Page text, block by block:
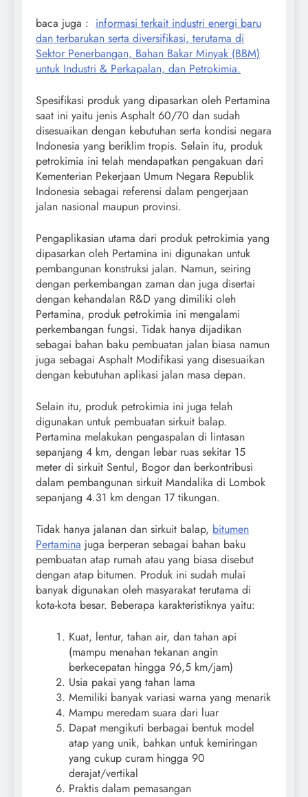
baca juga : informasi terkait industri energi baru
dan terbarukan serta diversifikasi, terutama di
Sektor Penerbangan, Bahan Bakar Minyak (BBM)
untuk Industri & Perkapalan, dan Petrokimia.
Spesifikasi produk yang dipasarkan oleh Pertamina
saat ini yaitu jenis Asphalt 60/70 dan sudah
disesuaikan dengan kebutuhan serta kondisi negara
Indonesia yang beriklim tropis. Selain itu, produk
petrokimia ini telah mendapatkan pengakuan dari
Kementerian Pekerjaan Umum Negara Republik
Indonesia sebagai referensi dalam pengerjaan
jalan nasional maupun provinsi.
Pengaplikasian utama dari produk petrokimia yang
dipasarkan oleh Pertamina ini digunakan untuk
pembangunan konstruksi jalan. Namun, seiring
dengan perkembangan zaman dan juga disertai
dengan kehandalan R&D yang dimiliki oleh
Pertamina, produk petrokimia ini mengalami
perkembangan fungsi. Tidak hanya dijadikan
sebagai bahan baku pembuatan jalan biasa namun
juga sebagai Asphalt Modifikasi yang disesuaikan
dengan kebutuhan aplikasi jalan masa depan.
Selain itu, produk petrokimia ini juga telah
digunakan untuk pembuatan sirkuit balap.
Pertamina melakukan pengaspalan di lintasan
sepanjang 4 km, dengan lebar ruas sekitar 15
meter di sirkuit Sentul, Bogor dan berkontribusi
dalam pembangunan sirkuit Mandalika di Lombok
sepanjang 4.31 km dengan 17 tikungan.
Tidak hanya jalanan dan sirkuit balap, bitumen
Pertamina juga berperan sebagai bahan baku
pembuatan atap rumah atau yang biasa disebut
dengan atap bitumen. Produk ini sudah mulai
banyak digunakan oleh masyarakat terutama di
kota-kota besar. Beberapa karakteristiknya yaitu:
Kuat, lentur, tahan air, dan tahan api
(mampu menahan tekanan angin
berkecepatan hingga 96,5 km/jam)
Usia pakai yang tahan lama
Memiliki banyak variasi warna yang menarik
Mampu meredam suara dari luar
Dapat mengikuti berbagai bentuk model
atap yang unik, bahkan untuk kemiringan
yang cukup curam hingga 90
derajat/vertikal
Praktis dalam pemasangan